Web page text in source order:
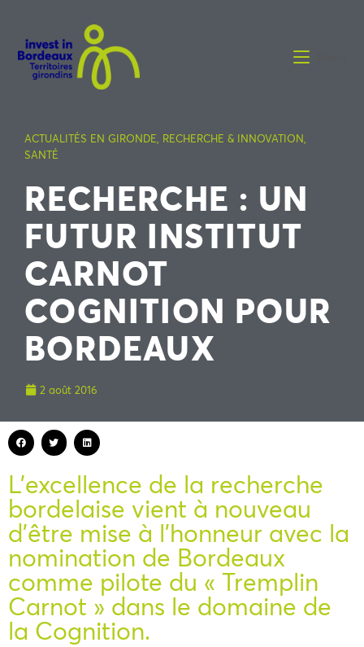
ACTUALITÉS EN GIRONDE, RECHERCHE & INNOVATION,
SANTÉ
RECHERCHE : UN
FUTUR INSTITUT
CARNOT
COGNITION POUR
BORDEAUX
2 août 2016
L’excellence de la recherche
bordelaise vient à nouveau
d’être mise à l’honneur avec la
nomination de Bordeaux
comme pilote du « Tremplin
Carnot » dans le domaine de
la Cognition.